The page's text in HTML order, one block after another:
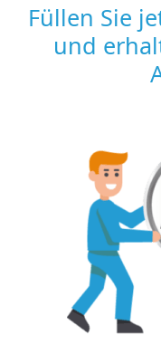
Füllen Sie
und